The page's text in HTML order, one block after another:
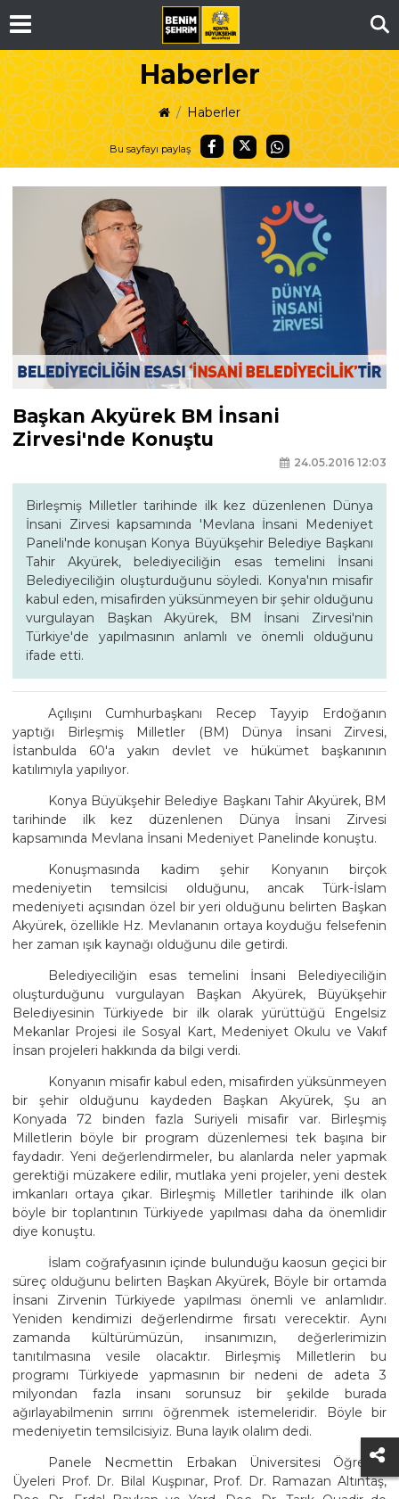
Haberler
Haberler
Bu sayfayı paylaş
Başkan Akyürek BM İnsani
Zirvesi'nde Konuştu
24.05.2016 12:03
Birleşmiş Milletler tarihinde ilk kez düzenlenen Dünya
İnsani Zirvesi kapsamında 'Mevlana İnsani Medeniyet
Paneli'nde konuşan Konya Büyükşehir Belediye Başkanı
Tahir Akyürek, belediyeciliğin esas temelini İnsani
Belediyeciliğin oluşturduğunu söyledi. Konya'nın misafir
kabul eden, misafirden yüksünmeyen bir şehir olduğunu
vurgulayan Başkan Akyürek, BM İnsani Zirvesi'nin
Türkiye'de yapılmasının anlamlı ve önemli olduğunu
ifade etti.
Açılışını Cumhurbaşkanı Recep Tayyip Erdoğanın
yaptığı Birleşmiş Milletler (BM) Dünya İnsani Zirvesi,
İstanbulda 60'a yakın devlet ve hükümet başkanının
katılımıyla yapılıyor.
Konya Büyükşehir Belediye Başkanı Tahir Akyürek, BM
tarihinde ilk kez düzenlenen Dünya İnsani Zirvesi
kapsamında Mevlana İnsani Medeniyet Panelinde konuştu.
Konuşmasında kadim şehir Konyanın birçok
medeniyetin temsilcisi olduğunu, ancak Türk-İslam
medeniyeti açısından özel bir yeri olduğunu belirten Başkan
Akyürek, özellikle Hz. Mevlananın ortaya koyduğu felsefenin
her zaman ışık kaynağı olduğunu dile getirdi.
Belediyeciliğin esas temelini İnsani Belediyeciliğin
oluşturduğunu vurgulayan Başkan Akyürek, Büyükşehir
Belediyesinin Türkiyede bir ilk olarak yürüttüğü Engelsiz
Mekanlar Projesi ile Sosyal Kart, Medeniyet Okulu ve Vakıf
İnsan projeleri hakkında da bilgi verdi.
Konyanın misafir kabul eden, misafirden yüksünmeyen
bir şehir olduğunu kaydeden Başkan Akyürek, Şu an
Konyada 72 binden fazla Suriyeli misafir var. Birleşmiş
Milletlerin böyle bir program düzenlemesi tek başına bir
faydadır. Yeni değerlendirmeler, bu alanlarda neler yapmak
gerektiği müzakere edilir, mutlaka yeni projeler, yeni destek
imkanları ortaya çıkar. Birleşmiş Milletler tarihinde ilk olan
böyle bir toplantının Türkiyede yapılması daha da önemlidir
diye konuştu.
İslam coğrafyasının içinde bulunduğu kaosun geçici bir
süreç olduğunu belirten Başkan Akyürek, Böyle bir ortamda
İnsani Zirvenin Türkiyede yapılması önemli ve anlamlıdır.
Yeniden kendimizi değerlendirme fırsatı verecektir. Aynı
zamanda kültürümüzün, insanımızın, değerlerimizin
tanıtılmasına vesile olacaktır. Birleşmiş Milletlerin bu
programı Türkiyede yapmasının bir nedeni de adeta 3
milyondan fazla insanı sorunsuz bir şekilde burada
ağırlayabilmenin sırrını öğrenmek istemeleridir. Böyle bir
medeniyetin temsilcisiyiz. Buna layık olalım dedi.
Panele Necmettin Erbakan Üniversitesi Öğretim
Üyeleri Prof. Dr. Bilal Kuşpınar, Prof. Dr. Ramazan Altıntaş,